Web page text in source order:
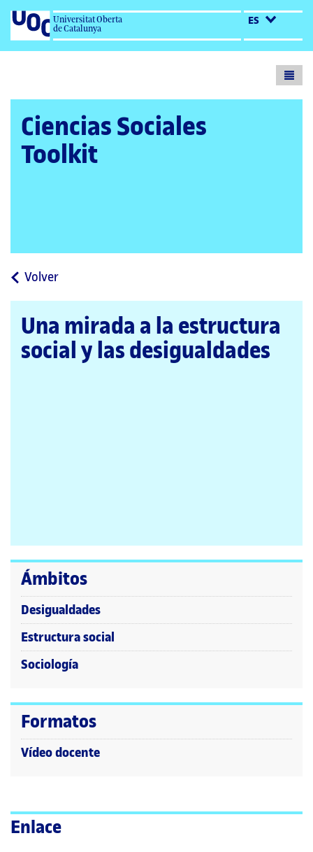
Universitat Oberta
de Catalunya
ES
Ciencias Sociales
Toolkit
Volvera
página
principal
Una mirada a la estructura
social y las desigualdades
Ámbitos
Desigualdades
Estructura social
Sociología
Formatos
Vídeo docente
Enlace